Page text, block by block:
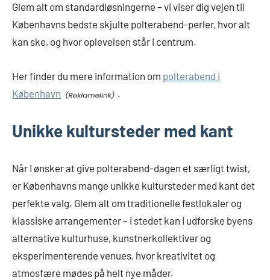
Glem alt om standardløsningerne – vi viser dig vejen til
Københavns bedste skjulte polterabend-perler, hvor alt
kan ske, og hvor oplevelsen står i centrum.
Her finder du mere information om polterabend i
København
.
Unikke kultursteder med kant
Når I ønsker at give polterabend-dagen et særligt twist,
er Københavns mange unikke kultursteder med kant det
perfekte valg. Glem alt om traditionelle festlokaler og
klassiske arrangementer – i stedet kan I udforske byens
alternative kulturhuse, kunstnerkollektiver og
eksperimenterende venues, hvor kreativitet og
atmosfære mødes på helt nye måder.